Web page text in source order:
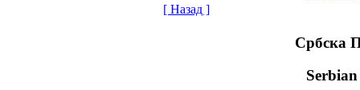
[ Назад ]
Србска